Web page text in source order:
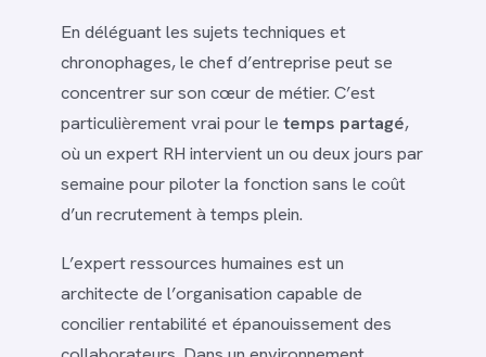
En déléguant les sujets techniques et
chronophages, le chef d’entreprise peut se
concentrer sur son cœur de métier. C’est
particulièrement vrai pour le temps partagé,
où un expert RH intervient un ou deux jours par
semaine pour piloter la fonction sans le coût
d’un recrutement à temps plein.
L’expert ressources humaines est un
architecte de l’organisation capable de
concilier rentabilité et épanouissement des